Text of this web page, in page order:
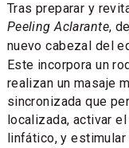
Tras preparar y
Peeling Aclarante,
nuevo cabezal del
Este incorpora un
realizan un masaje
sincronizada que
localizada, activar
linfático, y